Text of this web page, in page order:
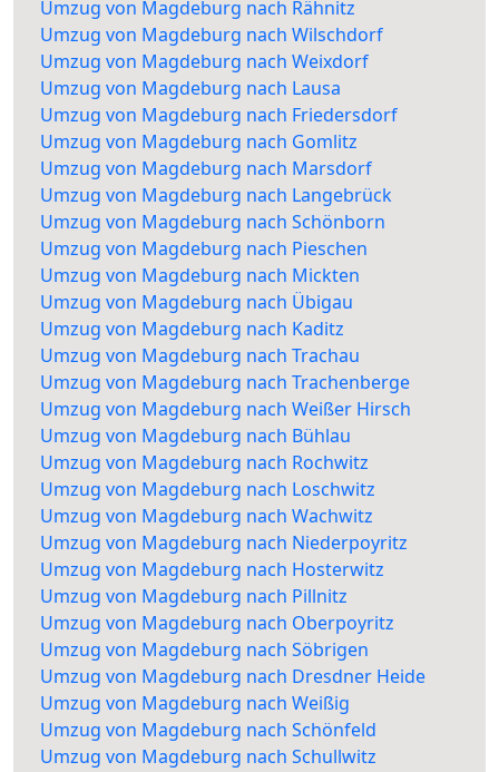
Umzug von Magdeburg nach Rähnitz
Umzug von Magdeburg nach Wilschdorf
Umzug von Magdeburg nach Weixdorf
Umzug von Magdeburg nach Lausa
Umzug von Magdeburg nach Friedersdorf
Umzug von Magdeburg nach Gomlitz
Umzug von Magdeburg nach Marsdorf
Umzug von Magdeburg nach Langebrück
Umzug von Magdeburg nach Schönborn
Umzug von Magdeburg nach Pieschen
Umzug von Magdeburg nach Mickten
Umzug von Magdeburg nach Übigau
Umzug von Magdeburg nach Kaditz
Umzug von Magdeburg nach Trachau
Umzug von Magdeburg nach Trachenberge
Umzug von Magdeburg nach Weißer Hirsch
Umzug von Magdeburg nach Bühlau
Umzug von Magdeburg nach Rochwitz
Umzug von Magdeburg nach Loschwitz
Umzug von Magdeburg nach Wachwitz
Umzug von Magdeburg nach Niederpoyritz
Umzug von Magdeburg nach Hosterwitz
Umzug von Magdeburg nach Pillnitz
Umzug von Magdeburg nach Oberpoyritz
Umzug von Magdeburg nach Söbrigen
Umzug von Magdeburg nach Dresdner Heide
Umzug von Magdeburg nach Weißig
Umzug von Magdeburg nach Schönfeld
Umzug von Magdeburg nach Schullwitz